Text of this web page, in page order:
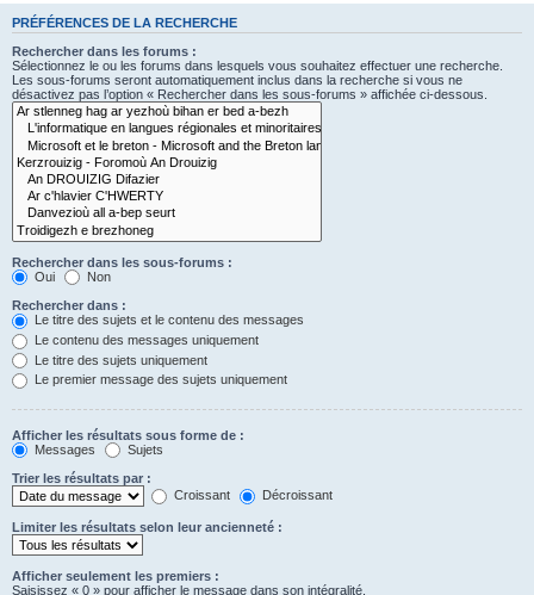
PRÉFÉRENCES DE LA RECHERCHE
Rechercher dans les forums :
Sélectionnez le ou les forums dans lesquels vous souhaitez effectuer une recherche.
Les sous-forums seront automatiquement inclus dans la recherche si vous ne
désactivez pas l’option « Rechercher dans les sous-forums » affichée ci-dessous.
Rechercher dans les sous-forums :
Oui
Non
Rechercher dans :
Le titre des sujets et le contenu des messages
Le contenu des messages uniquement
Le titre des sujets uniquement
Le premier message des sujets uniquement
Afficher les résultats sous forme de :
Messages
Sujets
Trier les résultats par :
Croissant
Décroissant
Limiter les résultats selon leur ancienneté :
Afficher seulement les premiers :
Saisissez « 0 » pour afficher le message dans son intégralité.